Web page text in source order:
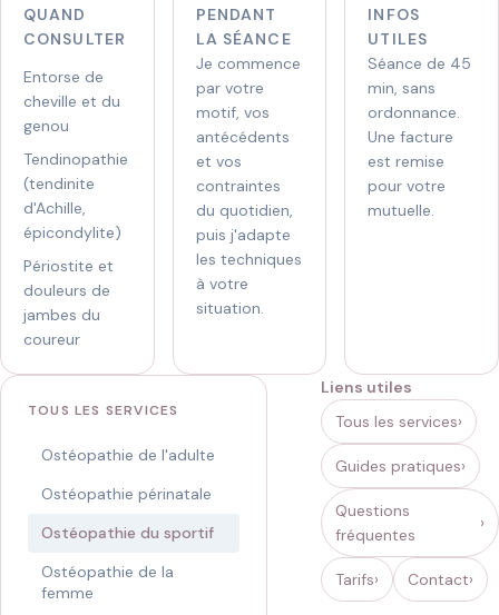
qu’elle
fait
,
07 44
40
HORAIRES
Lun-ven 8h15-21h · sam 9h-19h
QUAND
CONSULTER
Entorse de
cheville et du
genou
Tendinopathie
(tendinite
d'Achille,
épicondylite)
Périostite et
douleurs de
jambes du
coureur
PENDANT
LA SÉANCE
Je commence
par votre
motif, vos
antécédents
et vos
contraintes
du quotidien,
puis j'adapte
les techniques
à votre
situation.
INFOS
UTILES
Séance de 45
min, sans
ordonnance.
Une facture
est remise
pour votre
mutuelle.
TOUS LES SERVICES
Ostéopathie de l'adulte
Ostéopathie périnatale
Ostéopathie du sportif
Ostéopathie de la
femme
Liens utiles
Tous les services
Guides pratiques
Questions
fréquentes
Tarifs Contact